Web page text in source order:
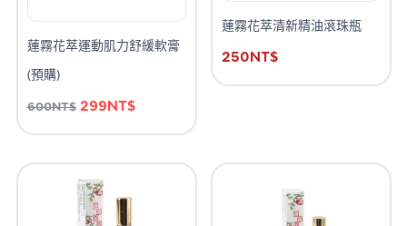
蓮霧花萃運動肌力舒緩軟膏
(預購)
600NT$ 299NT$
蓮霧花萃清新精油滾珠瓶
250NT$